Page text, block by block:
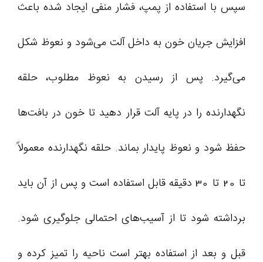
سپس با استفاده از پمپ، فشار منفی ایجاد شده باعث
افزایش جریان خون به داخل آلت می‌شود و نعوظ شکل
می‌گیرد. پس از رسیدن به نعوظ مطلوب، حلقه
نگهدارنده را در پایه آلت قرار دهید تا خون در بافت‌ها
حفظ شود و نعوظ پایدار بماند. حلقه نگهدارنده معمولاً
تا 20 تا 30 دقیقه قابل استفاده است و پس از آن باید
برداشته شود تا از آسیب‌های احتمالی جلوگیری شود.
قبل و بعد از استفاده بهتر است ناحیه را تمیز کرده و